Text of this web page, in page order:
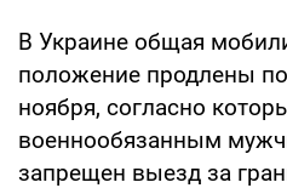
В Украине общая
положение продлены
ноября, согласно
военнообязанным
запрещен выезд за